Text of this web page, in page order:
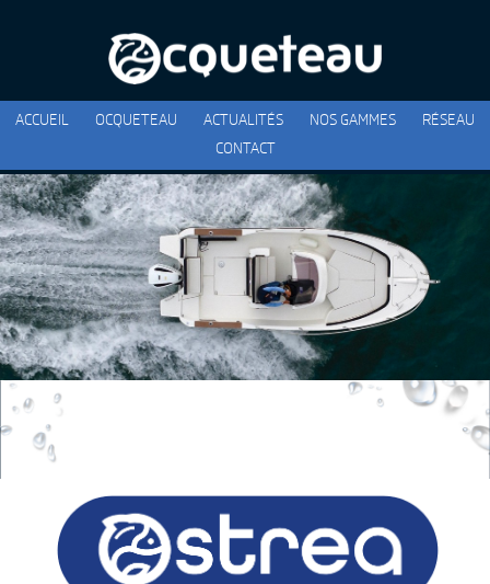
ACCUEIL OCQUETEAU ACTUALITÉS NOS GAMMES
RÉSEAU
CONTACT